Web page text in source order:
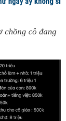
chồng cô đang